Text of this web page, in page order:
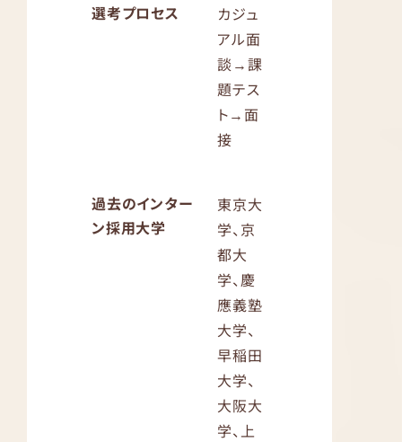
選考プロセス
カジュ
アル面
談→課
題テス
ト→面
接
過去のインター
ン採用大学
東京大
学、京
都大
学、慶
應義塾
大学、
早稲田
大学、
大阪大
学、上